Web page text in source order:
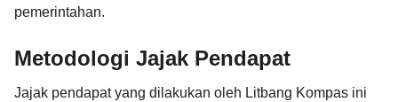
pemerintahan.
Metodologi Jajak Pendapat
Jajak pendapat yang dilakukan oleh Litbang Kompas ini